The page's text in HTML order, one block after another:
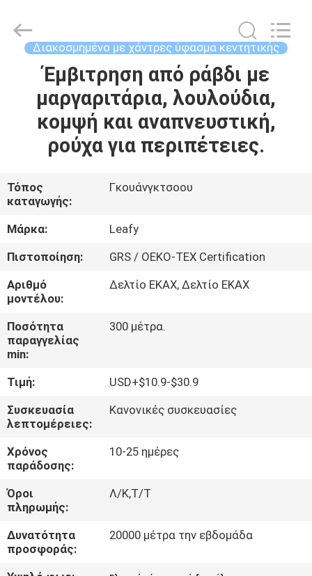
ΑΡΧΙΚΉ
ΣΕΛΊΔΑ
ΠΡΟΪΌΝΤΑ
ΣΧΕΤΙΚΆ
ΜΕ
ΕΜΆΣ
ΓΎΡΟΣ
ΕΡΓΟΣΤΑΣΊΩΝ
ΠΟΙΟΤΙΚΌΣ
ΈΛΕΓΧΟΣ
ΕΠΑΦΉ
ΝΈΑ
ΖΗΤΉΣΤΕ
ΈΝΑ
ΑΠΌΣΠΑΣΜΑ
Διακοσμημένο με χάντρες ύφασμα κεντητικής
Έμβιτρηση από ράβδι με
μαργαριτάρια, λουλούδια,
κομψή και αναπνευστική,
ρούχα για περιπέτειες.
Τόπος
καταγωγής:
Γκουάνγκτσοου
Μάρκα:
Leafy
Πιστοποίηση:
GRS / OEKO-TEX Certification
Αριθμό
μοντέλου:
Δελτίο ΕΚΑΧ, Δελτίο ΕΚΑΧ
Ποσότητα
παραγγελίας
min:
300 μέτρα.
Τιμή:
USD+$10.9-$30.9
Συσκευασία
λεπτομέρειες:
Κανονικές συσκευασίες
Χρόνος
παράδοσης:
10-25 ημέρες
Όροι
πληρωμής:
Λ/Κ,Τ/Τ
Δυνατότητα
προσφοράς:
20000 μέτρα την εβδομάδα